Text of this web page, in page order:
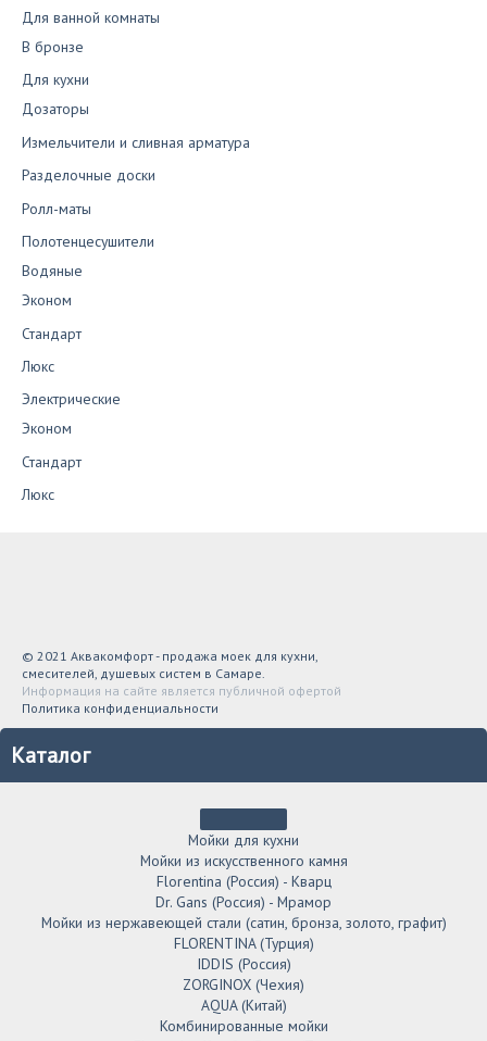
Для ванной комнаты
В бронзе
Для кухни
Дозаторы
Измельчители и сливная арматура
Разделочные доски
Ролл-маты
Полотенцесушители
Водяные
Эконом
Стандарт
Люкс
Электрические
Эконом
Стандарт
Люкс
© 2021 Аквакомфорт - продажа моек для кухни,
смесителей, душевых систем в Самаре.
Информация на сайте является публичной офертой
Политика конфиденциальности
Каталог
Мойки для кухни
Мойки из искусственного камня
Florentina (Россия) - Кварц
Dr. Gans (Россия) - Мрамор
Мойки из нержавеющей стали (сатин, бронза, золото, графит)
FLORENTINA (Турция)
IDDIS (Россия)
ZORGINOX (Чехия)
AQUA (Китай)
Комбинированные мойки